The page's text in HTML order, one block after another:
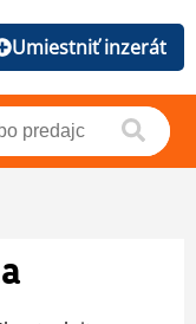
Umiestniť inzerát